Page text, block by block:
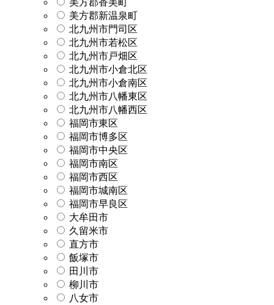
美方郡新温泉町
北九州市門司区
北九州市若松区
北九州市戸畑区
北九州市小倉北区
北九州市小倉南区
北九州市八幡東区
北九州市八幡西区
福岡市東区
福岡市博多区
福岡市中央区
福岡市南区
福岡市西区
福岡市城南区
福岡市早良区
大牟田市
久留米市
直方市
飯塚市
田川市
柳川市
八女市